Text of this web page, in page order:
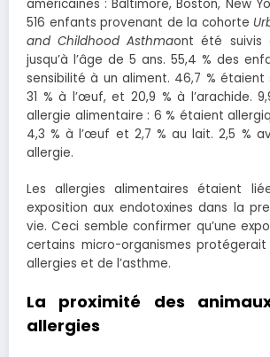
américaines : Baltimore, Boston, New
516 enfants provenant de la cohorte
and Childhood Asthmaont été suivis
jusqu’à l’âge de 5 ans. 55,4 % des
sensibilité à un aliment. 46,7 % étaient
31 % à l’œuf, et 20,9 % à l’arachide.
allergie alimentaire : 6 % étaient
4,3 % à l’œuf et 2,7 % au lait. 2,5 %
allergie.
Les allergies alimentaires étaient
exposition aux endotoxines dans la
vie. Ceci semble confirmer qu’une
certains micro-organismes
allergies et de l’asthme.
La proximité des
allergies